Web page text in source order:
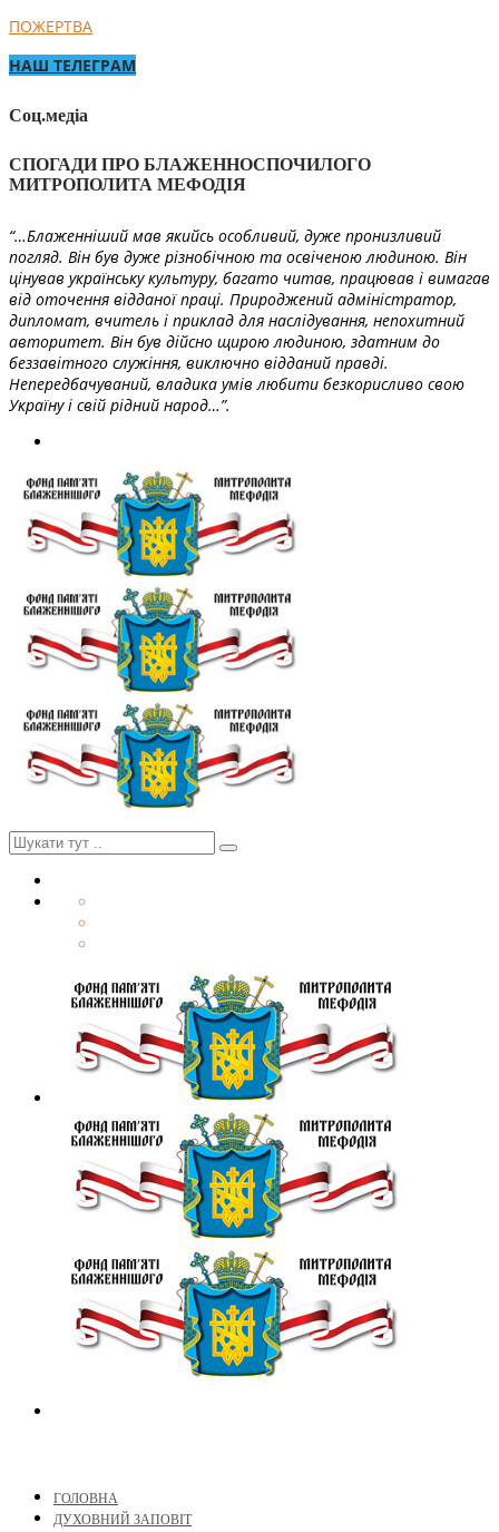
ПОЖЕРТВА
НАШ ТЕЛЕГРАМ
Соц.медіа
СПОГАДИ ПРО БЛАЖЕННОСПОЧИЛОГО
МИТРОПОЛИТА МЕФОДІЯ
“…Блаженніший мав якийсь особливий, дуже пронизливий
погляд. Він був дуже різнобічною та освіченою людиною. Він
цінував українську культуру, багато читав, працював і вимагав
від оточення відданої праці. Природжений адміністратор,
дипломат, вчитель і приклад для наслідування, непохитний
авторитет. Він був дійсно щирою людиною, здатним до
беззавітного служіння, виключно відданий правді.
Непередбачуваний, владика умів любити безкорисливо свою
Україну і свій рідний народ…”.
ГОЛОВНА
ДУХОВНИЙ ЗАПОВІТ